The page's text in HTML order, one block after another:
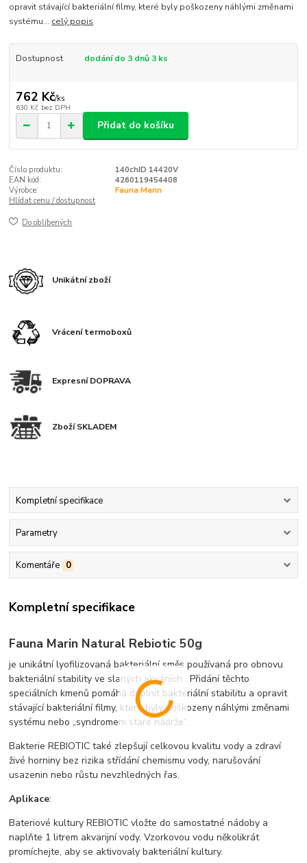
opravit stávající bakteriální filmy, které byly poškozeny náhlými změnami
systému... celý popis
Dostupnost dodání do 3 dnů 3 ks
762 Kč/ks
630 Kč bez DPH
Přidat do košíku
Číslo produktu:
140chID 14420V
EAN kód:
4260119454408
Výrobce:
Fauna Marin
Hlídat cenu / dostupnost
Do oblíbených
Unikátní zboží
Vrácení termoboxů
Expresní DOPRAVA
Zboží SKLADEM
Kompletní specifikace
Parametry
Komentáře 0
Kompletní specifikace
Fauna Marin Natural Rebiotic 50g
je unikátní lyofilizovaná bakteriální směs používaná pro obnovu
bakteriální stability ve slaných akváriích . Přidání těchto
speciálních kmenů pomáhá doplnit bakteriální stabilitu a opravit
stávající bakteriální filmy, které byly poškozeny náhlými změnami
systému nebo „syndromem staré nádrže“.
Bakterie REBIOTIC také zlepšují celkovou kvalitu vody a zdraví
živé horniny bez rizika střídání chemismu vody, narušování
usazenin nebo růstu nevzhledných řas.
Aplikace:
Bateriové kultury REBIOTIC vložte do samostatné nádoby a
naplňte 1 litrem akvarijní vody. Vzorkovou vodu několikrát
promíchejte, aby se aktivovaly bakteriální kultury.